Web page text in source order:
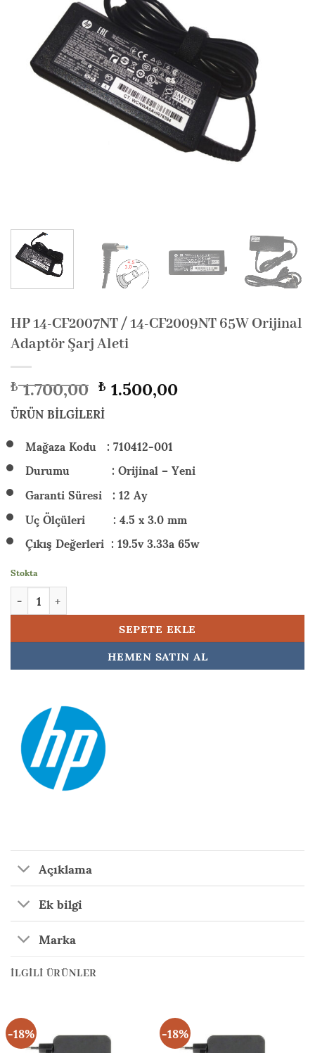
HP 14-CF2007NT / 14-CF2009NT 65W Orijinal
Adaptör Şarj Aleti
₺1.700,00 Orijinal
fiyat:
₺ 1.700,00.
₺1.500,00Şuandaki
ÜRÜN BİLGİLERİ
Mağaza Kodu : 710412-001
Durumu : Orijinal – Yeni
Garanti Süresi : 12 Ay
Uç Ölçüleri : 4.5 x 3.0 mm
Çıkış Değerleri : 19.5v 3.33a 65w
Stokta
HP 14-CF2007NT / 14-CF2009NT 65W Orijinal Adaptör Şarj
SEPETE EKLE
HEMEN SATIN AL
Açıklama
Ek bilgi
Marka
İLGILI ÜRÜNLER
-18% -18%